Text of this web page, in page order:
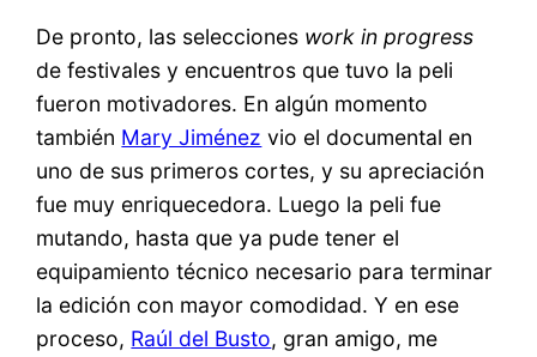
De pronto, las selecciones work in progress
de festivales y encuentros que tuvo la peli
fueron motivadores. En algún momento
también Mary Jiménez vio el documental en
uno de sus primeros cortes, y su apreciación
fue muy enriquecedora. Luego la peli fue
mutando, hasta que ya pude tener el
equipamiento técnico necesario para terminar
la edición con mayor comodidad. Y en ese
proceso, Raúl del Busto, gran amigo, me